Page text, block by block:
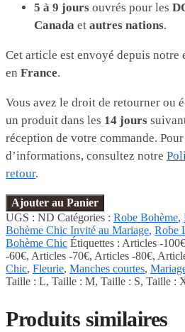
5 à 9 jours ouvrés pour les
Canada et autres nations.
Cet article est envoyé depuis notre
en France.
Vous avez le droit de retourner ou
un produit dans les 14 jours
réception de votre commande.
d’informations, consultez notre
retour.
Ajouter au Panier
UGS : ND Catégories : Robe Bohème,
Bohème Chic Invité au Mariage, Robe
Bohème Chic Étiquettes : Articles -100€
-60€, Articles -70€, Articles -80€,
Chic, Fleurie, Manches courtes,
Taille : L, Taille : M, Taille : S, Taille :
Produits similaires